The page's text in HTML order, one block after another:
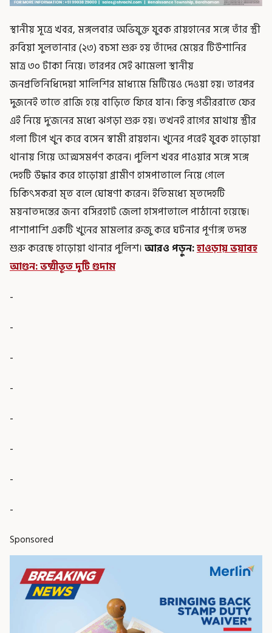
স্থানীয় সূত্রে খবর, মঙ্গলবার অভিযুক্ত যুবক রায়হানের সঙ্গে তাঁর স্ত্রী
রুবিয়া সুলতানার (২৩) বচসা শুরু হয় তাঁদের মেয়ের টিউশানির
মাত্র ৩০ টাকা নিয়ে। তারপর সেই ঝামেলা স্থানীয়
জনপ্রতিনিধিদেয়া সালিশির মাধ্যমে মিটিয়েও দেওয়া হয়। তারপর
দুজনেই তাতে রাজি হয়ে বাড়িতে ফিরে যান। কিন্তু গভীররাতে ফের
এই নিয়ে দু'জনের মধ্যে ঝগড়া শুরু হয়। তখনই রাগের মাথায় স্ত্রীর
গলা টিপে খুন করে বসেন স্বামী রায়হান। খুনের পরেই যুবক হাড়োয়া
থানায় গিয়ে আত্মসমর্পণ করেন। পুলিশ খবর পাওয়ার সঙ্গে সঙ্গে
দেহটি উদ্ধার করে হাড়োয়া গ্রামীণ হাসপাতালে নিয়ে গেলে
চিকিৎসকরা মৃত বলে ঘোষণা করেন। ইতিমধ্যে মৃতদেহটি
ময়নাতদন্তের জন্য বসিরহাট জেলা হাসপাতালে পাঠানো হয়েছে।
পাশাপাশি একটি খুনের মামলার রুজু করে ঘটনার পূর্ণাঙ্গ তদন্ত
শুরু করেছে হাড়োয়া থানার পুলিশ।আরও পড়ুন:হাওড়ায় ভয়াবহ
আগুন: ভষ্মীভূত দুটি গুদাম
-
-
-
-
-
-
-
-
Sponsored